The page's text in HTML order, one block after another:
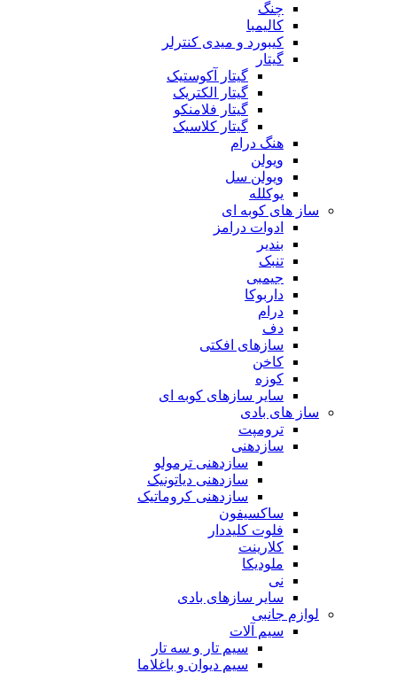
چنگ
کالیمبا
کیبورد و میدی کنترلر
گیتار
گیتار آکوستیک
گیتار الکتریک
گیتار فلامنکو
گیتار کلاسیک
هنگ درام
ویولن
ویولن سل
یوکلله
ساز های کوبه ای
ادوات درامز
بندیر
تنبک
جیمبی
داربوکا
درام
دف
سازهای افکتی
کاخن
کوزه
سایر سازهای کوبه ای
ساز های بادی
ترومپت
سازدهنی
سازدهنی ترمولو
سازدهنی دیاتونیک
سازدهنی کروماتیک
ساکسیفون
فلوت کلیددار
کلارینت
ملودیکا
نی
سایر سازهای بادی
لوازم جانبی
سیم آلات
سیم تار و سه تار
سیم دیوان و باغلاما